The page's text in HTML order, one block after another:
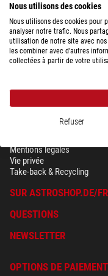
SÉCURITÉ & VIE PRIVÉE
Mentions légales
Vie privée
Take-back & Recycling
SUR ASTROSHOP.DE/FR
QUESTIONS
NEWSLETTER
OPTIONS DE PAIEMENT
Nous utilisons des cookies
Nous utilisons des cookies pour
analyser notre trafic. Nous
utilisation de notre site avec
les combiner avec d'autres
collectées à partir de votre
Refuser